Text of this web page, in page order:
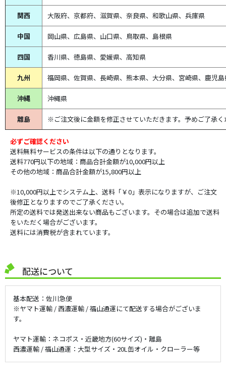
関西 大阪府、京都府、滋賀県、奈良県、和歌山県、兵庫県
中国 岡山県、広島県、山口県、鳥取県、島根県
四国 香川県、徳島県、愛媛県、高知県
九州 福岡県、佐賀県、長崎県、熊本県、大分県、宮崎県、鹿児
沖縄 沖縄県
離島 ※ご注文後に金額を修正させていただきます。予めご了承く
必ずご確認ください
送料無料サービスの条件は以下の通りとなります。
送料770円以下の地域：商品合計金額が10,000円以上
その他の地域：商品合計金額が15,800円以上
※10,000円以上でシステム上、送料「￥0」表示になりますが、ご注文
後修正となりますのでご了承ください。
所定の送料では発送出来ない商品もございます。その場合は追加で送料
をいただく場合がございます。
送料には消費税が含まれています。
配送について
基本配送：佐川急便
※ヤマト運輸 / 西濃運輸 / 福山通運にて配送する場合がございま
す。
ヤマト運輸：ネコポス・近畿地方(60サイズ)・離島
西濃運輸 / 福山通運：大型サイズ・20L缶オイル・クローラー等